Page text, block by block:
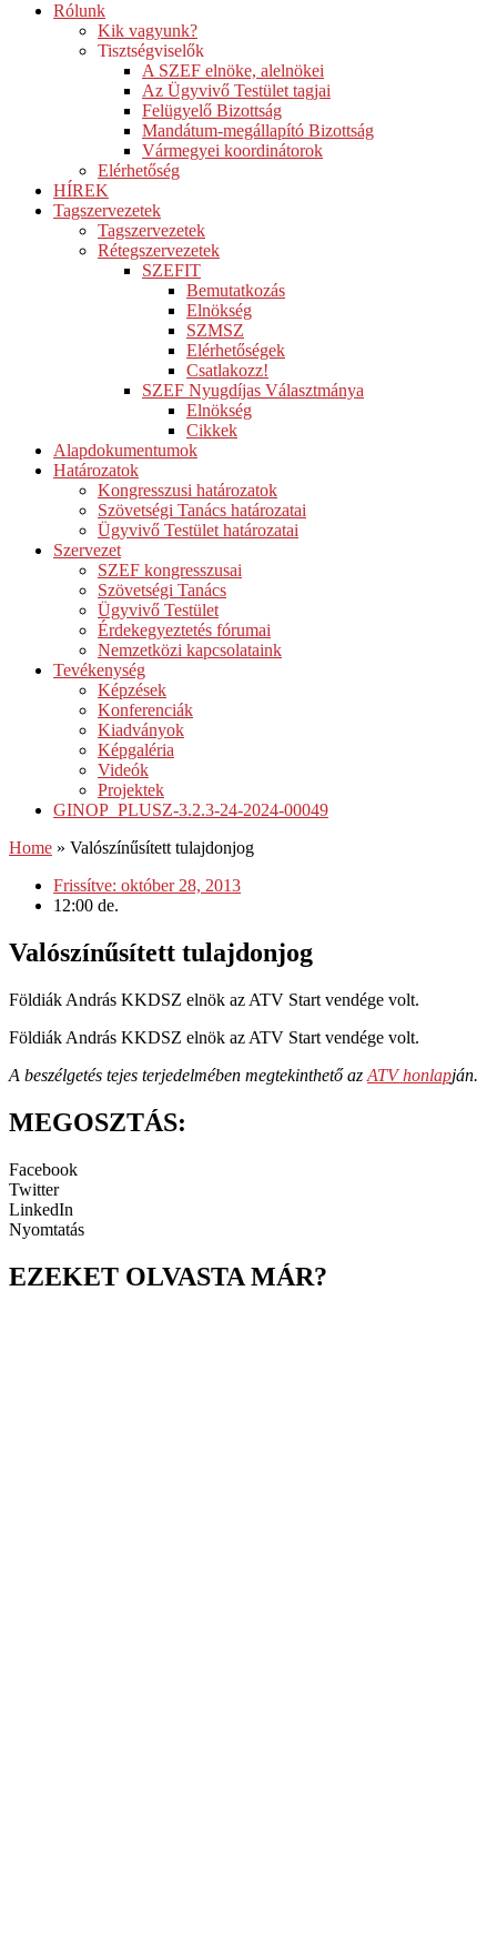
Rólunk
Kik vagyunk?
Tisztségviselők
A SZEF elnöke, alelnökei
Az Ügyvivő Testület tagjai
Felügyelő Bizottság
Mandátum-megállapító Bizottság
Vármegyei koordinátorok
Elérhetőség
HÍREK
Tagszervezetek
Tagszervezetek
Rétegszervezetek
SZEFIT
Bemutatkozás
Elnökség
SZMSZ
Elérhetőségek
Csatlakozz!
SZEF Nyugdíjas Választmánya
Elnökség
Cikkek
Alapdokumentumok
Határozatok
Kongresszusi határozatok
Szövetségi Tanács határozatai
Ügyvivő Testület határozatai
Szervezet
SZEF kongresszusai
Szövetségi Tanács
Ügyvivő Testület
Érdekegyeztetés fórumai
Nemzetközi kapcsolataink
Tevékenység
Képzések
Konferenciák
Kiadványok
Képgaléria
Videók
Projektek
GINOP_PLUSZ-3.2.3-24-2024-00049
Home » Valószínűsített tulajdonjog
Frissítve: október 28, 2013
12:00 de.
Valószínűsített tulajdonjog
Földiák András KKDSZ elnök az ATV Start vendége volt.
Földiák András KKDSZ elnök az ATV Start vendége volt.
A beszélgetés tejes terjedelmében megtekinthető az ATV honlapján.
MEGOSZTÁS:
Facebook
Twitter
LinkedIn
Nyomtatás
EZEKET OLVASTA MÁR?